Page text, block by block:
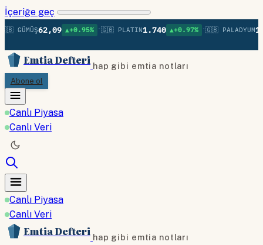
İçeriğe geç
GÜMÜŞ62,09 ▲+0.95% •🇬🇧 PLATIN1.740 ▲+0.97% •🇬🇧 PALADYUM
Emtia Defteri hap gibi emtia notları
Abone ol
Canlı Piyasa
Canlı Veri
Canlı Piyasa
Canlı Veri
Emtia Defteri hap gibi emtia notları